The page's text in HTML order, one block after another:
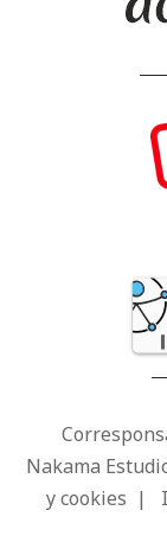
Nakama
y cookies |